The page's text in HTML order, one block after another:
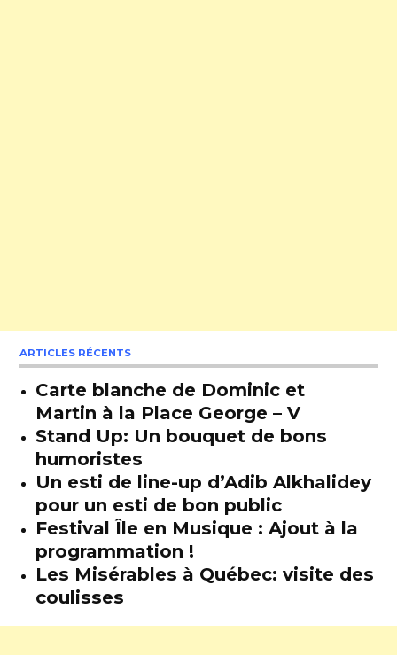
ARTICLES RÉCENTS
Carte blanche de Dominic et
Martin à la Place George – V
Stand Up: Un bouquet de bons
humoristes
Un esti de line-up d’Adib Alkhalidey
pour un esti de bon public
Festival Île en Musique : Ajout à la
programmation !
Les Misérables à Québec: visite des
coulisses